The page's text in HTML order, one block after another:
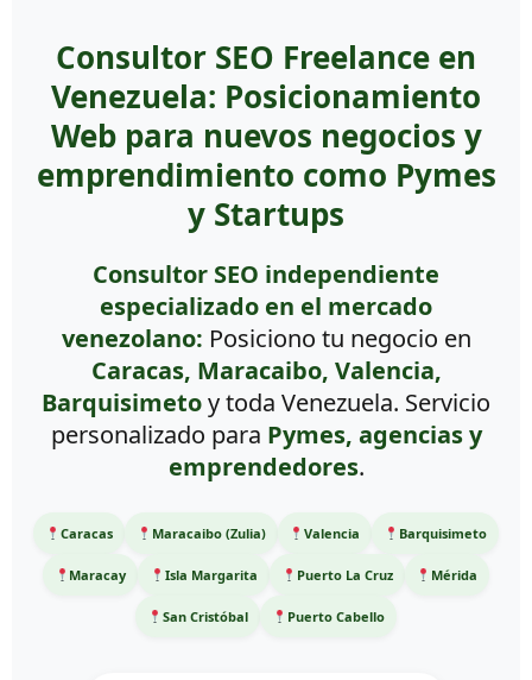
Consultor SEO Freelance en
Venezuela: Posicionamiento
Web para nuevos negocios y
emprendimiento como Pymes
y Startups
Consultor SEO independiente
especializado en el mercado
venezolano: Posiciono tu negocio en
Caracas, Maracaibo, Valencia,
Barquisimetoy toda Venezuela. Servicio
personalizado para Pymes, agencias y
emprendedores.
Caracas Maracaibo (Zulia) Valencia Barquisimeto
Maracay Isla Margarita Puerto La Cruz Mérida
San Cristóbal Puerto Cabello